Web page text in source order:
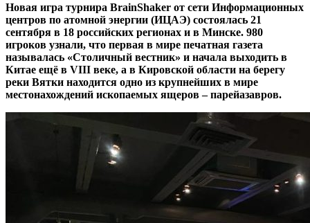
Новая игра турнира BrainShaker от сети Информационных
центров по атомной энергии (ИЦАЭ) состоялась 21
сентября в 18 российских регионах и в Минске. 980
игроков узнали, что первая в мире печатная газета
называлась «Столичный вестник» и начала выходить в
Китае ещё в VIII веке, а в Кировской области на берегу
реки Вятки находится одно из крупнейших в мире
местонахождений ископаемых ящеров – парейазавров.